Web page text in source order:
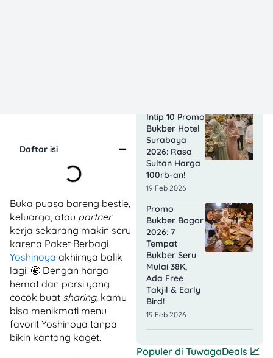
Daftar isi
Buka puasa bareng bestie,
keluarga, atau partner
kerja sekarang makin seru
karena Paket Berbagi
Yoshinoya akhirnya balik
lagi! 🤩 Dengan harga
hemat dan porsi yang
cocok buat sharing, kamu
bisa menikmati menu
favorit Yoshinoya tanpa
bikin kantong kaget.
Intip 10 Promo
Bukber Hotel
Surabaya
2026: Rasa
Sultan Harga
100rb-an!
19 Feb 2026
Promo
Bukber Bogor
2026: 7
Tempat
Bukber Seru
Mulai 38K,
Ada Free
Takjil & Early
Bird!
19 Feb 2026
Populer di TuwagaDeals 📈